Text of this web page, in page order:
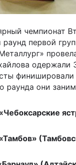
чемпионат
первой
раунда они